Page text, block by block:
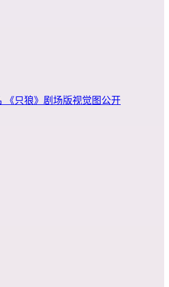
《只狼》剧场版视觉图公开